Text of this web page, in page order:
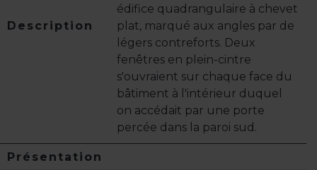
Description
édifice quadrangulaire à chevet
plat, marqué aux angles par de
légers contreforts. Deux
fenêtres en plein-cintre
s'ouvraient sur chaque face du
bâtiment à l'intérieur duquel
on accédait par une porte
percée dans la paroi sud.
Présentation